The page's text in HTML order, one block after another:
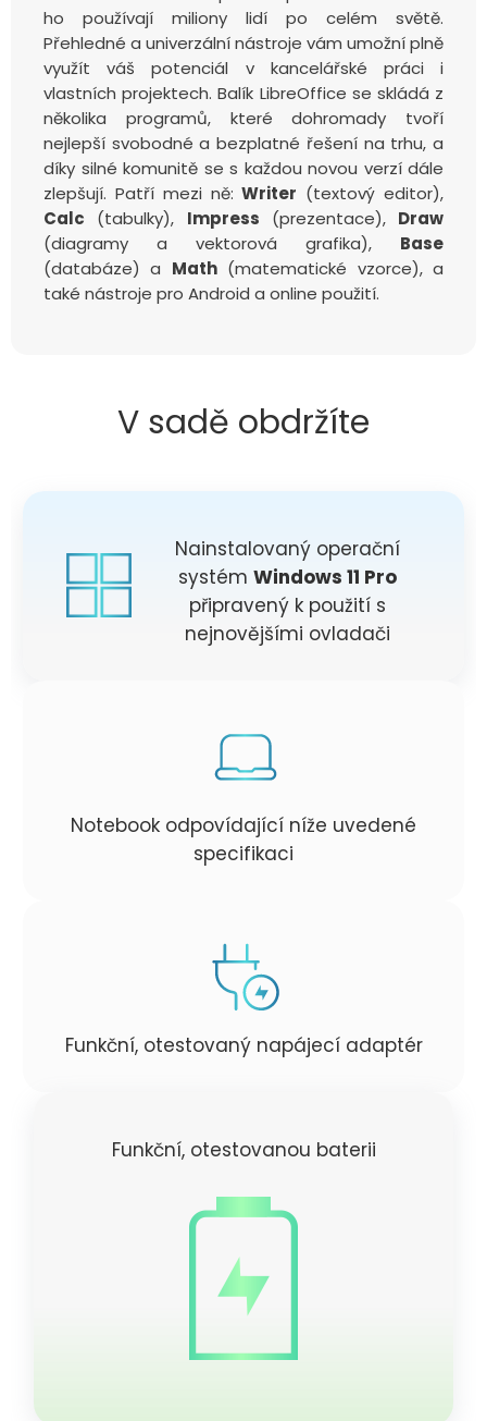
ho používají miliony lidí po celém světě.
Přehledné a univerzální nástroje vám umožní plně
využít váš potenciál v kancelářské práci i
vlastních projektech. Balík LibreOffice se skládá z
několika programů, které dohromady tvoří
nejlepší svobodné a bezplatné řešení na trhu, a
díky silné komunitě se s každou novou verzí dále
zlepšují. Patří mezi ně:Writer (textový editor),
Calc (tabulky), Impress (prezentace), Draw
(diagramy a vektorová grafika), Base
(databáze) a Math(matematické vzorce), a
také nástroje pro Android a online použití.
V sadě obdržíte
Nainstalovaný operační
systém Windows 11 Pro
připravený k použití s
nejnovějšími ovladači
Notebook odpovídající níže uvedené
specifikaci
Funkční, otestovaný napájecí adaptér
Funkční, otestovanou baterii